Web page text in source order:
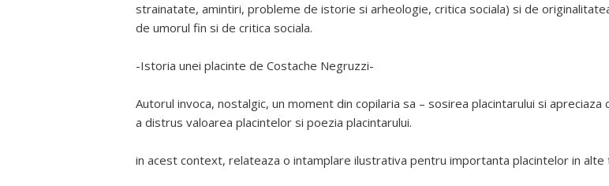
strainatate, amintiri, probleme de istorie si arheologie, critica sociala) si de
de umorul fin si de critica sociala.
-Istoria unei placinte de Costache Negruzzi-
Autorul invoca, nostalgic, un moment din copilaria sa – sosirea placintarului si apreciaza
a distrus valoarea placintelor si poezia placintarului.
in acest context, relateaza o intamplare ilustrativa pentru importanta placintelor in alte